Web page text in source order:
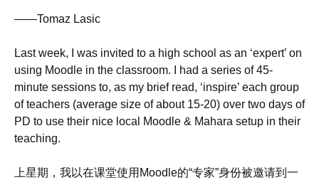
——Tomaz Lasic
Last week, I was invited to a high school as an ‘expert’ on
using Moodle in the classroom. I had a series of 45-
minute sessions to, as my brief read, ‘inspire’ each group
of teachers (average size of about 15-20) over two days of
PD to use their nice local Moodle & Mahara setup in their
teaching.
上星期，我以在课堂使用Moodle的“专家”身份被邀请到一